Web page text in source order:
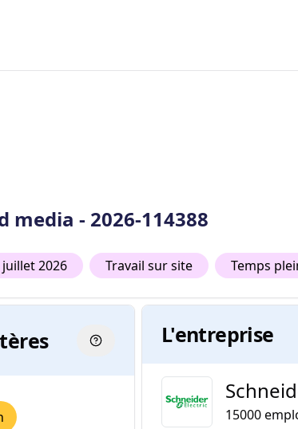
media - 2026-114388
2026 Travail sur site Temps
L'entreprise
15000